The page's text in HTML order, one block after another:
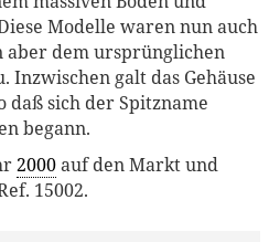
Modelle waren nun auch
dem ursprünglichen
Inzwischen galt das Gehäuse
daß sich der Spitzname
begann.
2000auf den Markt und
15002.